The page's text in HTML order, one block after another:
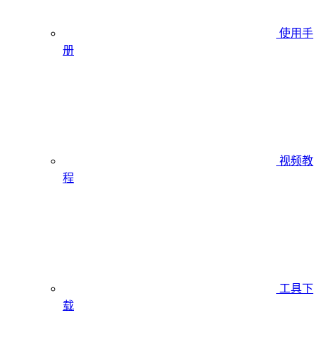
使用手
册
视频教
程
工具下
载